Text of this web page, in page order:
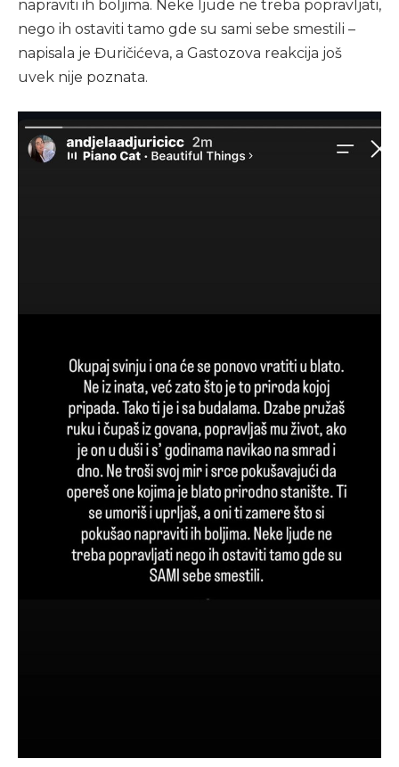
napraviti ih boljima. Neke ljude ne treba popravljati,
nego ih ostaviti tamo gde su sami sebe smestili –
napisala je Đuričićeva, a Gastozova reakcija još
uvek nije poznata.